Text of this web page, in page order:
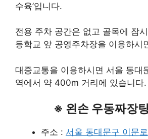
수육’입니다.
전용 주차 공간은 없고 골목에 잠
등학교 앞 공영주차장을 이용하시
대중교통을 이용하시면 서울 동대
역에서 약 400m 거리에 있습니다.
※ 왼손 우동짜장
주소 : 서울 동대문구 이문